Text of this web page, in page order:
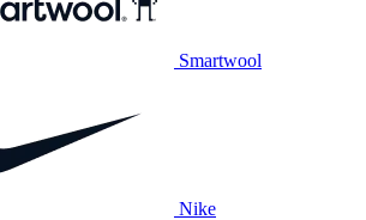
Smartwool
Nike